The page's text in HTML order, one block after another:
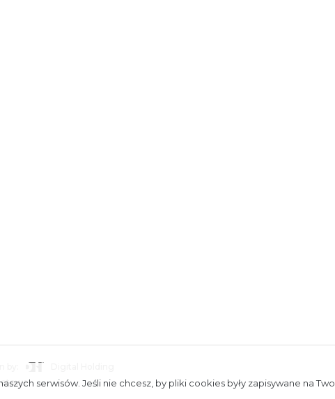
serwisów. Jeśli nie chcesz, by pliki cookies były zapisywane na